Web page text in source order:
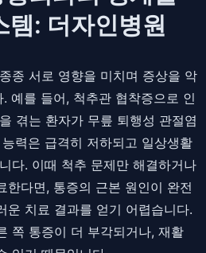
템: 더자인병원
종 서로 영향을 미치며 증상을 악
예를 들어, 척추관 협착증으로 인
겪는 환자가 무릎 퇴행성 관절염
력은 급격히 저하되고 일상생활
다. 이때 척추 문제만 해결하거나
한다면, 통증의 근본 원인이 완전
운 치료 결과를 얻기 어렵습니다.
쪽 통증이 더 부각되거나, 재활